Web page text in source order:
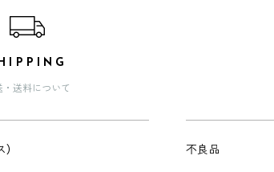
・送料について
不良品